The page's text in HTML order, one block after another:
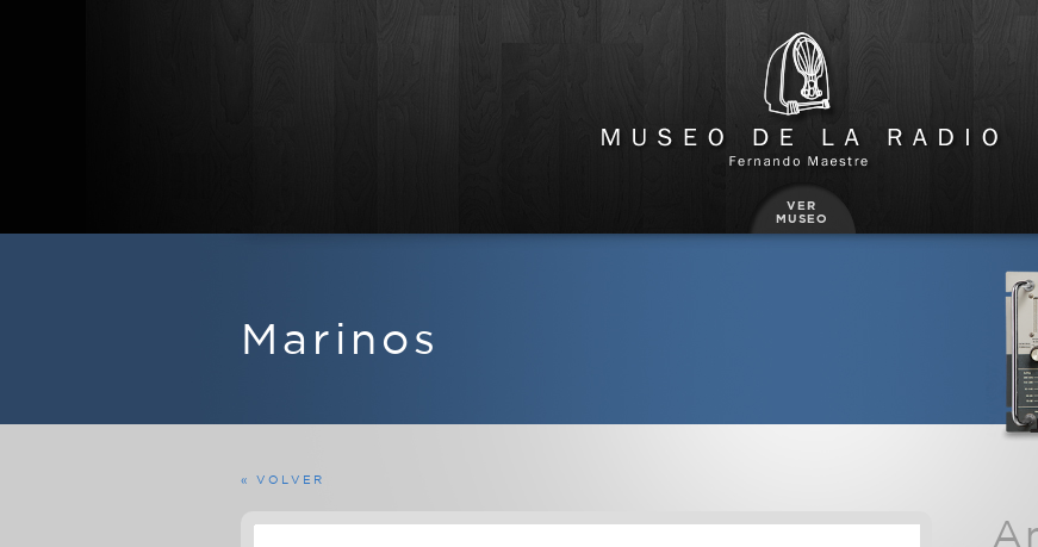
EQUIPOS FERMAX
MARINOS
Marinos
« VOLVER